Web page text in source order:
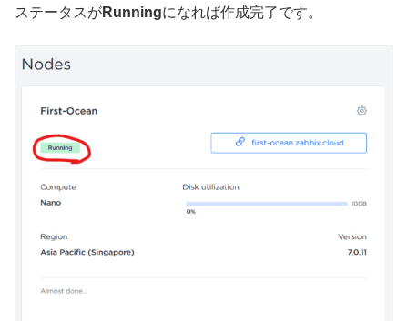
ステータスがRunningになれば作成完了です。